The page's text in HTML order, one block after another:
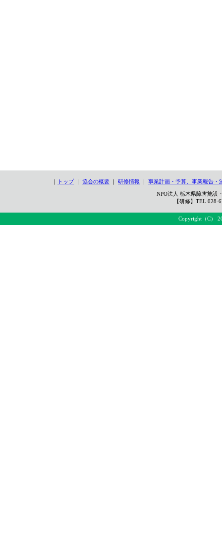
｜ トップ｜ 協会の概要 ｜ 研修情報 ｜ 事業計画・予算、事業報告・
NPO法人 栃木県障害施
【研修】TEL
Copyright（C）